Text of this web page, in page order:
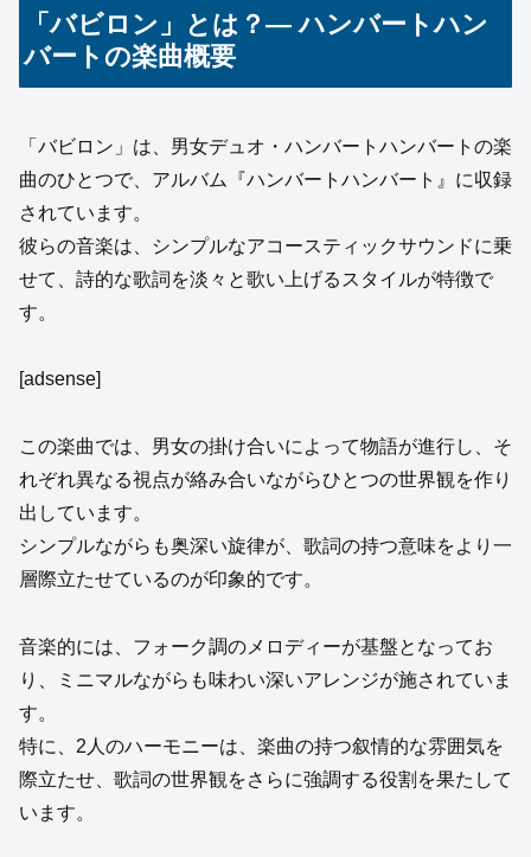
「バビロン」とは？— ハンバートハン
バートの楽曲概要
「バビロン」は、男女デュオ・ハンバートハンバートの楽
曲のひとつで、アルバム『ハンバートハンバート』に収録
されています。
彼らの音楽は、シンプルなアコースティックサウンドに乗
せて、詩的な歌詞を淡々と歌い上げるスタイルが特徴で
す。
[adsense]
この楽曲では、男女の掛け合いによって物語が進行し、そ
れぞれ異なる視点が絡み合いながらひとつの世界観を作り
出しています。
シンプルながらも奥深い旋律が、歌詞の持つ意味をより一
層際立たせているのが印象的です。
音楽的には、フォーク調のメロディーが基盤となってお
り、ミニマルながらも味わい深いアレンジが施されていま
す。
特に、2人のハーモニーは、楽曲の持つ叙情的な雰囲気を
際立たせ、歌詞の世界観をさらに強調する役割を果たして
います。